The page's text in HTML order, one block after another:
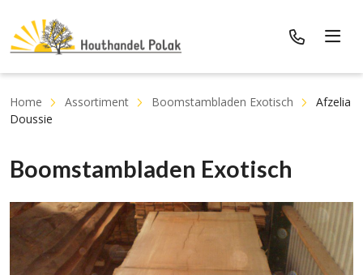
Home Assortiment Boomstambladen Exotisch
Afzelia
Doussie
Boomstambladen Exotisch